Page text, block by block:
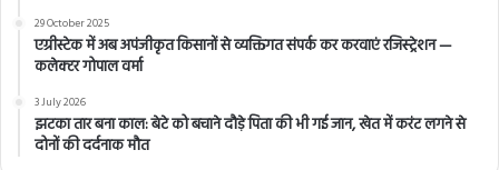
29 October 2025
एग्रीस्टेक में अब अपंजीकृत किसानों से व्यक्तिगत संपर्क कर करवाएं रजिस्ट्रेशन —
कलेक्टर गोपाल वर्मा
3 July 2026
झटका तार बना काल: बेटे को बचाने दौड़े पिता की भी गई जान, खेत में करंट लगने से
दोनों की दर्दनाक मौत